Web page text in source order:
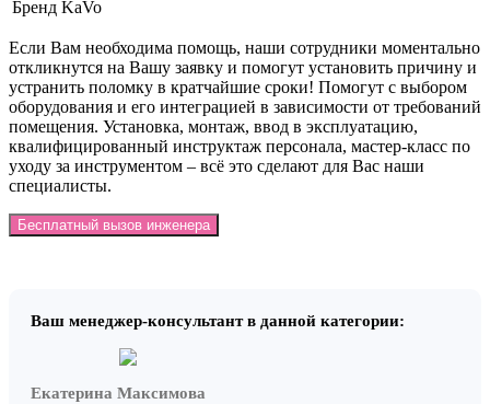
Бренд KaVo
Если Вам необходима помощь, наши сотрудники моментально
откликнутся на Вашу заявку и помогут установить причину и
устранить поломку в кратчайшие сроки! Помогут с выбором
оборудования и его интеграцией в зависимости от требований
помещения. Установка, монтаж, ввод в эксплуатацию,
квалифицированный инструктаж персонала, мастер-класс по
уходу за инструментом – всё это сделают для Вас наши
специалисты.
Бесплатный вызов инженера
Ваш менеджер-консультант в данной категории:
Екатерина Максимова